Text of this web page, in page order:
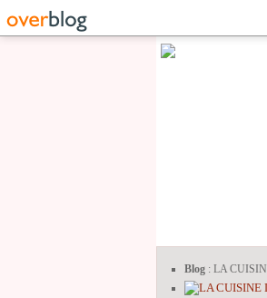
Blog : LA